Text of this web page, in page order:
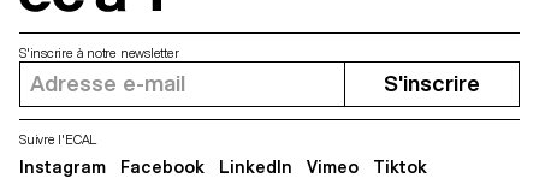
S'inscrire à notre newsletter
S'inscrire
Suivre l'ECAL
Instagram Facebook LinkedIn Vimeo Tiktok